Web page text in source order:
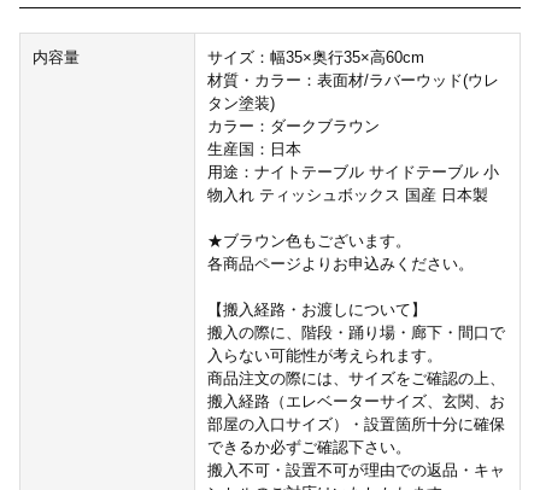
内容量
サイズ：幅35×奥行35×高60cm
材質・カラー：表面材/ラバーウッド(ウレ
タン塗装)
カラー：ダークブラウン
生産国：日本
用途：ナイトテーブル サイドテーブル 小
物入れ ティッシュボックス 国産 日本製
★ブラウン色もございます。
各商品ページよりお申込みください。
【搬入経路・お渡しについて】
搬入の際に、階段・踊り場・廊下・間口で
入らない可能性が考えられます。
商品注文の際には、サイズをご確認の上、
搬入経路（エレベーターサイズ、玄関、お
部屋の入口サイズ）・設置箇所十分に確保
できるか必ずご確認下さい。
搬入不可・設置不可が理由での返品・キャ